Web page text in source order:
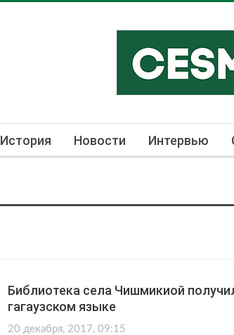
История Новости Интервью
Библиотека села Чишмикиой
гагаузском языке
20 декабря, 2017, 09:15